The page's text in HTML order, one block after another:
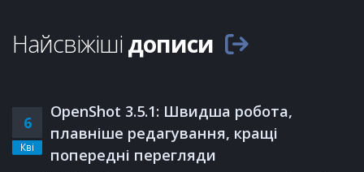
Найсвіжішідописи
6
Кві
OpenShot 3.5.1: Швидша робота,
плавніше редагування, кращі
попередні перегляди